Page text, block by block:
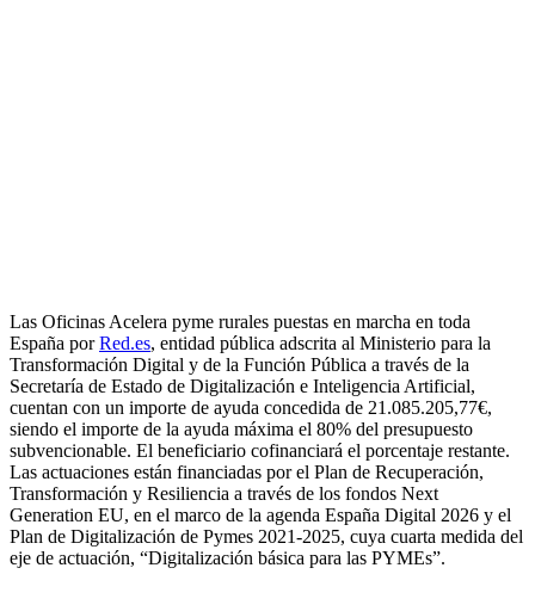
Las Oficinas Acelera pyme rurales puestas en marcha en toda
España porRed.es, entidad pública adscrita al Ministerio para la
Transformación Digital y de la Función Pública a través de la
Secretaría de Estado de Digitalización e Inteligencia Artificial,
cuentan con un importe de ayuda concedida de 21.085.205,77€,
siendo el importe de la ayuda máxima el 80% del presupuesto
subvencionable. El beneficiario cofinanciará el porcentaje restante.
Las actuaciones están financiadas por el Plan de Recuperación,
Transformación y Resiliencia a través de los fondos Next
Generation EU, en el marco de la agenda España Digital 2026 y el
Plan de Digitalización de Pymes 2021-2025, cuya cuarta medida del
eje de actuación, “Digitalización básica para las PYMEs”.